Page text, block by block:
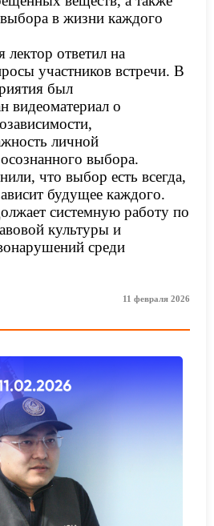
в жизни каждого
лектор ответил на
участников встречи. В
был
видеоматериал о
личной
выбора.
что выбор есть всегда,
будущее каждого.
системную работу по
культуры и
среди
11 февраля 2026